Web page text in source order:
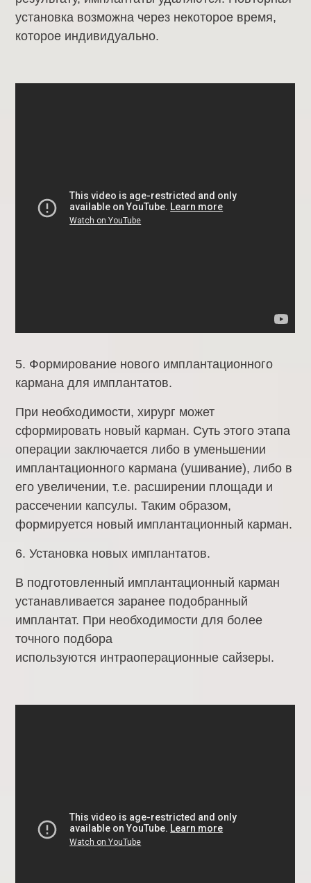
установка возможна через некоторое время,
которое индивидуально.
5. Формирование нового имплантационного
кармана для имплантатов.
При необходимости, хирург может
сформировать новый карман. Суть этого этапа
операции заключается либо в уменьшении
имплантационного кармана (ушивание), либо в
его увеличении, т.е. расширении площади и
рассечении капсулы. Таким образом,
формируется новый имплантационный карман.
6. Установка новых имплантатов.
В подготовленный имплантационный карман
устанавливается заранее подобранный
имплантат. При необходимости для более
точного подбора
используются интраоперационные сайзеры.